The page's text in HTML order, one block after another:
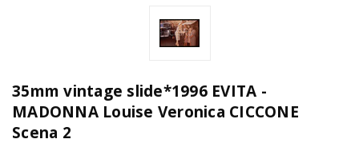
35mm vintage slide*1996 EVITA -
MADONNA Louise Veronica CICCONE
Scena 2